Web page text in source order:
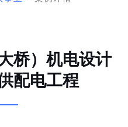
桥）机电设计
配电工程